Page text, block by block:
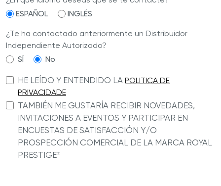
ESPAÑOL
INGLÉS
¿Te ha contactado anteriormente un Distribuidor
Independiente Autorizado?
SÍ
No
HE LEÍDO Y ENTENDIDO LA POLITICA DE
PRIVACIDADE
TAMBIÉN ME GUSTARÍA RECIBIR NOVEDADES,
INVITACIONES A EVENTOS Y PARTICIPAR EN
ENCUESTAS DE SATISFACCIÓN Y/O
PROSPECCIÓN COMERCIAL DE LA MARCA ROYAL
PRESTIGE®